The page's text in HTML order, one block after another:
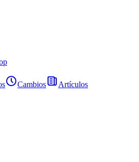
Cambios Artículos